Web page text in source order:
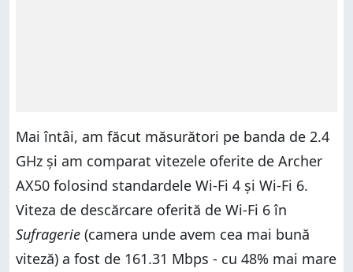
Mai întâi, am făcut măsurători pe banda de 2.4
GHz și am comparat vitezele oferite de Archer
AX50 folosind standardele Wi-Fi 4 și Wi-Fi 6.
Viteza de descărcare oferită de Wi-Fi 6 în
Sufragerie (camera unde avem cea mai bună
viteză) a fost de 161.31 Mbps - cu 48% mai mare